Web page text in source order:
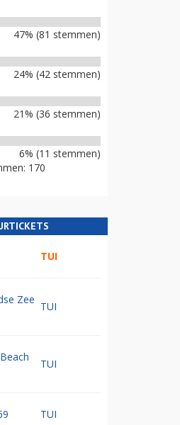
47% (81 stemmen)
24% (42 stemmen)
21% (36 stemmen)
6% (11 stemmen)
170
TUI
Zee
TUI
TUI
TUI